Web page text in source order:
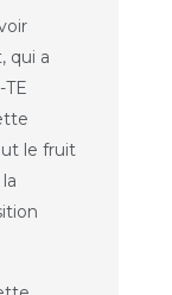
qui a
le fruit